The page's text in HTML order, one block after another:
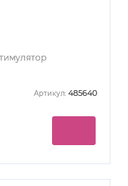
Артикул: 485640